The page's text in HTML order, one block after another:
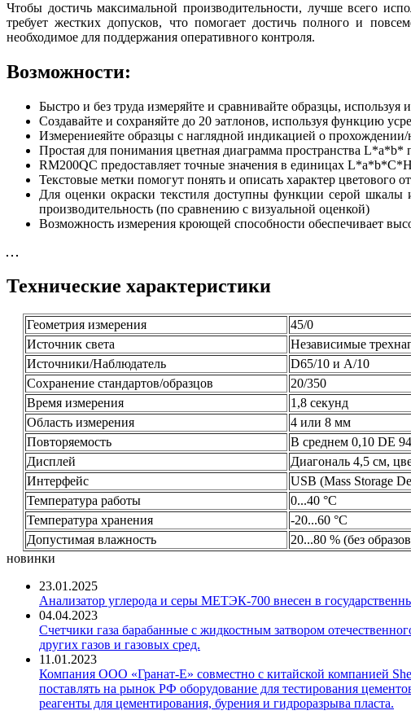
Чтобы достичь максимальной производительности, лучше всего
требует жестких допусков, что помогает достичь полного и
необходимое для поддержания оперативного контроля.
Возможности:
Быстро и без труда измеряйте и сравнивайте образцы,
Создавайте и сохраняйте до 20 эатлонов, используя функцию
Измерениеяйте образцы с наглядной индикацией о
Простая для понимания цветная диаграмма пространства
RM200QC предоставляет точные значения в единицах
Текстовые метки помогут понять и описать характер цветового
Для оценки окраски текстиля доступны функции серой
производительность (по сравнению с визуальной оценкой)
Возможность измерения кроющей способности обеспечивает
Технические характеристики
Геометрия измерения
45/0
Источник света
Независимые
Источники/Наблюдатель
D65/10 и A/10
Сохранение стандартов/образцов
20/350
Время измерения
1,8 секунд
Область измерения
4 или 8 мм
Повторяемость
В среднем 0,10 DE
Дисплей
Диагональ 4,5 см,
Интерфейс
USB (Mass Storage
Температура работы
0...40 °C
Температура хранения
-20...60 °C
Допустимая влажность
20...80 % (без
новинки
23.01.2025
Анализатор углерода и серы МЕТЭК-700 внесен в
04.04.2023
Счетчики газа барабанные с жидкостным затвором
других газов и газовых сред.
11.01.2023
Компания ООО «Гранат-Е» совместно с китайской компанией
поставлять на рынок РФ оборудование для тестирования
реагенты для цементирования, бурения и гидроразрыва пласта.